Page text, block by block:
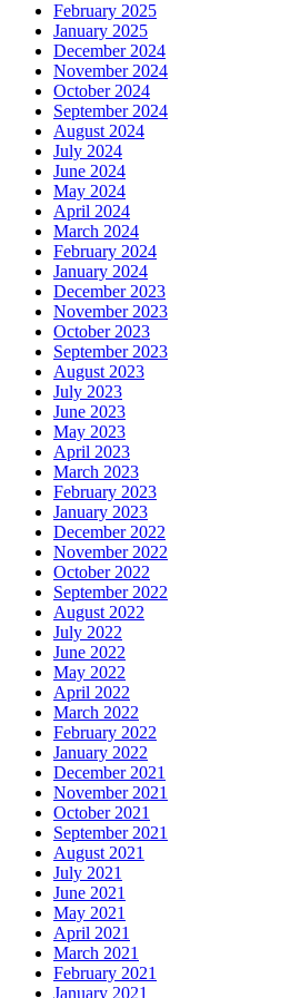
February 2025
January 2025
December 2024
November 2024
October 2024
September 2024
August 2024
July 2024
June 2024
May 2024
April 2024
March 2024
February 2024
January 2024
December 2023
November 2023
October 2023
September 2023
August 2023
July 2023
June 2023
May 2023
April 2023
March 2023
February 2023
January 2023
December 2022
November 2022
October 2022
September 2022
August 2022
July 2022
June 2022
May 2022
April 2022
March 2022
February 2022
January 2022
December 2021
November 2021
October 2021
September 2021
August 2021
July 2021
June 2021
May 2021
April 2021
March 2021
February 2021
January 2021